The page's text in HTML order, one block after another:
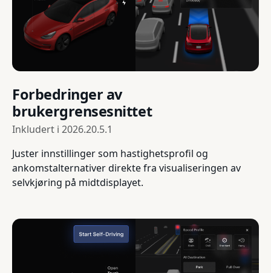
Forbedringer av
brukergrensesnittet
Inkludert i 2026.20.5.1
Juster innstillinger som hastighetsprofil og
ankomstalternativer direkte fra visualiseringen av
selvkjøring på midtdisplayet.